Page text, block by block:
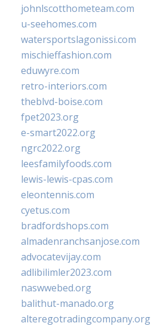
johnlscotthometeam.com
u-seehomes.com
watersportslagonissi.com
mischieffashion.com
eduwyre.com
retro-interiors.com
theblvd-boise.com
fpet2023.org
e-smart2022.org
ngrc2022.org
leesfamilyfoods.com
lewis-lewis-cpas.com
eleontennis.com
cyetus.com
bradfordshops.com
almadenranchsanjose.com
advocatevijay.com
adlibilimler2023.com
naswwebed.org
balithut-manado.org
alteregotradingcompany.org